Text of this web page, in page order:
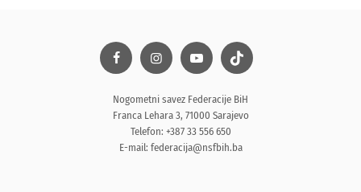
Nogometni savez Federacije BiH
Franca Lehara 3, 71000 Sarajevo
Telefon: +387 33 556 650
E-mail: federacija@nsfbih.ba